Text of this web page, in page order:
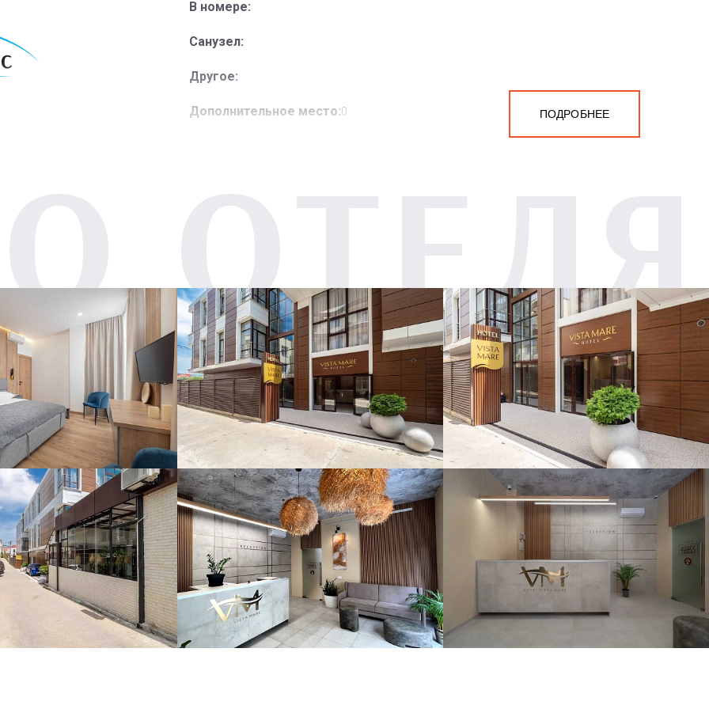
В номере:
Санузел:
Другое:
Дополнительное место:0 ПОДРОБНЕЕ
ОТЕЛЯ